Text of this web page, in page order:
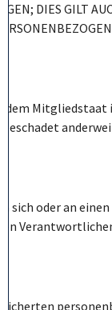
DIES GILT
dem Mitgliedstaat
sich oder an